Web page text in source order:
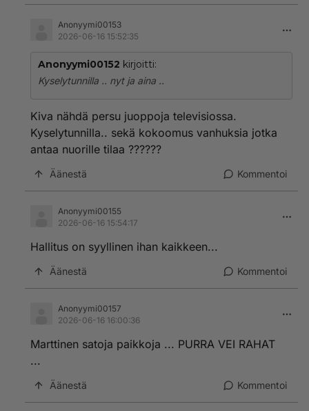
Anonyymi00153
2026-06-16 15:52:35
Anonyymi00152 kirjoitti:
Kyselytunnilla .. nyt ja aina ..
Kiva nähdä persu juoppoja televisiossa.
Kyselytunnilla.. sekä kokoomus vanhuksia jotka
antaa nuorille tilaa ??????
Äänestä Kommentoi
Anonyymi00155
2026-06-16 15:54:17
Hallitus on syyllinen ihan kaikkeen...
Äänestä Kommentoi
Anonyymi00157
2026-06-16 16:00:36
Marttinen satoja paikkoja ... PURRA VEI RAHAT
...
Äänestä Kommentoi